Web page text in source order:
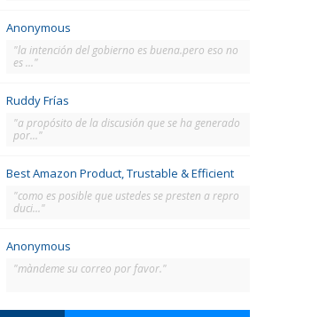
Anonymous
"la intención del gobierno es buena.pero eso no
es ..."
Ruddy Frías
"a propósito de la discusión que se ha generado
por..."
Best Amazon Product, Trustable & Efficient
"como es posible que ustedes se presten a repro
duci..."
Anonymous
"màndeme su correo por favor."